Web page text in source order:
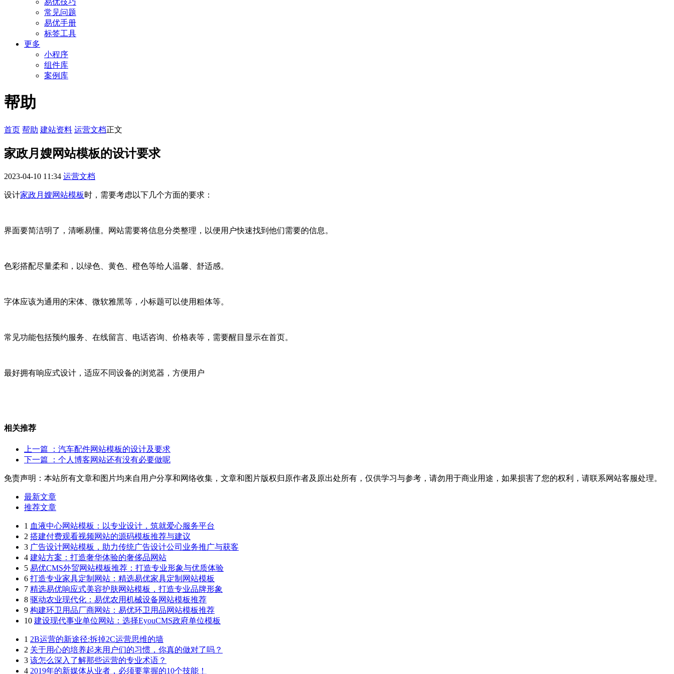
易优技巧
常见问题
易优手册
标签工具
更多
小程序
组件库
案例库
帮助
首页 帮助 建站资料 运营文档正文
家政月嫂网站模板的设计要求
2023-04-10 11:34 运营文档
设计家政月嫂网站模板时，需要考虑以下几个方面的要求：
界面要简洁明了，清晰易懂。网站需要将信息分类整理，以便用户快速找到他们需要的信息。
色彩搭配尽量柔和，以绿色、黄色、橙色等给人温馨、舒适感。
字体应该为通用的宋体、微软雅黑等，小标题可以使用粗体等。
常见功能包括预约服务、在线留言、电话咨询、价格表等，需要醒目显示在首页。
最好拥有响应式设计，适应不同设备的浏览器，方便用户
相关推荐
上一篇
：汽车配件网站模板的设计及要求
下一篇
：个人博客网站还有没有必要做呢
免责声明：本站所有文章和图片均来自用户分享和网络收集，文章和图片版权归原作者及原出处所有，仅供学习与参考，请勿用于商业用途，如果损害了您的权利，请联系网站客服处理。
最新文章
推荐文章
1 血液中心网站模板：以专业设计，筑就爱心服务平台
2 搭建付费观看视频网站的源码模板推荐与建议
3 广告设计网站模板，助力传统广告设计公司业务推广与获客
4 建站方案：打造奢华体验的奢侈品网站
5 易优CMS外贸网站模板推荐：打造专业形象与优质体验
6 打造专业家具定制网站：精选易优家具定制网站模板
7 精选易优响应式美容护肤网站模板，打造专业品牌形象
8 驱动农业现代化：易优农用机械设备网站模板推荐
9 构建环卫用品厂商网站：易优环卫用品网站模板推荐
10 建设现代事业单位网站：选择EyouCMS政府单位模板
1 2B运营的新途径:拆掉2C运营思维的墙
2 关于用心的培养起来用户们的习惯，你真的做对了吗？
3 该怎么深入了解那些运营的专业术语？
4 2019年的新媒体从业者，必须要掌握的10个技能！